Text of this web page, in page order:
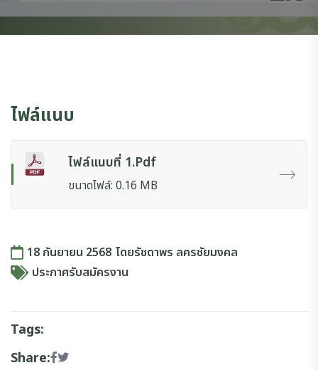
ไฟล์แนบ
ไฟล์แนบที่ 1.pdf
ขนาดไฟล์: 0.16 MB
18 กันยายน 2568 โดยรัชดาพร ลครชัยมงคล
ประกาศรับสมัครงาน
Tags:
Share: